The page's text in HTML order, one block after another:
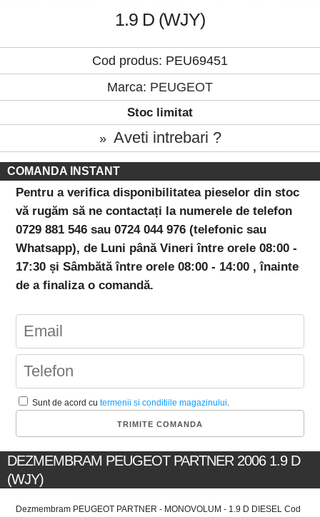
1.9 D (WJY)
Cod produs: PEU69451
Marca: PEUGEOT
Stoc limitat
» Aveti intrebari ?
COMANDA INSTANT
Pentru a verifica disponibilitatea pieselor din stoc
vă rugăm să ne contactați la numerele de telefon
0729 881 546 sau 0724 044 976 (telefonic sau
Whatsapp), de Luni până Vineri între orele 08:00 -
17:30 și Sâmbătă între orele 08:00 - 14:00 , înainte
de a finaliza o comandă.
Sunt de acord cutermenii si conditiile magazinului.
DEZMEMBRAM PEUGEOT PARTNER 2006 1.9 D
(WJY)
Dezmembram PEUGEOT PARTNER - MONOVOLUM - 1.9 D DIESEL Cod